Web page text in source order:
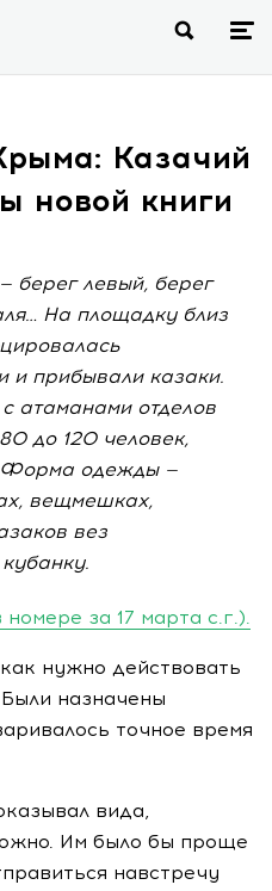
Казачий
новой книги
берег левый, берег
На площадку близ
и прибывали казаки.
атаманами отделов
до 120 человек,
Форма одежды —
вещмешках,
вез
за 17 марта c.г.).
нужно действовать
назначены
точное время
вида,
Им было бы проще
навстречу